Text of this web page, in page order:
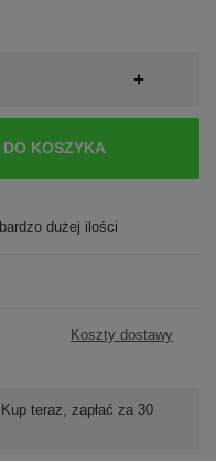
+
KOSZYKA
dużej ilości
Koszty dostawy
Kup teraz, zapłać za 30